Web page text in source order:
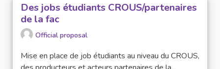
Des jobs étudiants CROUS/partenaires
de la fac
Official proposal
Mise en place de job étudiants au niveau du CROUS,